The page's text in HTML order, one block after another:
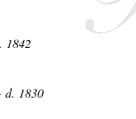
1842
d. 1830